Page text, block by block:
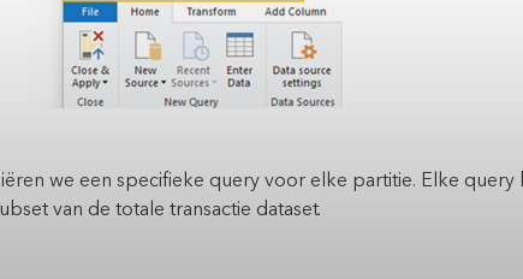
we een specifieke query voor elke partitie. Elke query
van de totale transactie dataset.